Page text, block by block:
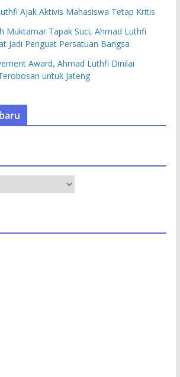
Ajak Aktivis Mahasiswa Tetap Kritis
Muktamar Tapak Suci, Ahmad Luthfi
Jadi Penguat Persatuan Bangsa
Award, Ahmad Luthfi Dinilai
untuk Jateng